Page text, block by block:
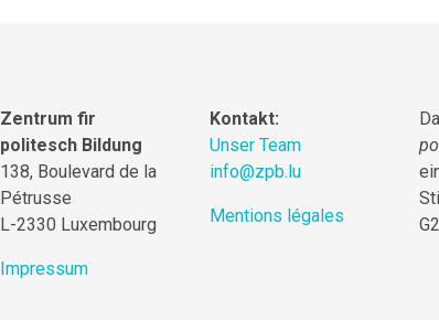
Zentrum fir
politesch Bildung
138, Boulevard de la
Pétrusse
L-2330 Luxembourg
Impressum
Kontakt:
Unser Team
info@zpb.lu
Mentions légales